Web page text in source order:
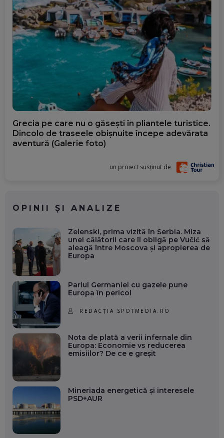
Grecia pe care nu o găsești în pliantele turistice.
Dincolo de traseele obișnuite începe adevărata
aventură (Galerie foto)
un proiect susținut de
OPINII ȘI ANALIZE
Zelenski, prima vizită în Serbia. Miza
unei călătorii care îl obligă pe Vučić să
aleagă între Moscova și apropierea de
Europa
Pariul Germaniei cu gazele pune
Europa în pericol
REDACȚIA SPOTMEDIA.RO
Nota de plată a verii infernale din
Europa: Economie vs reducerea
emisiilor? De ce e greșit
Mineriada energetică și interesele
PSD+AUR